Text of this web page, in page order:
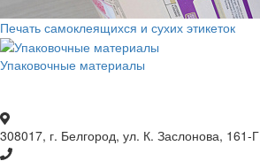
Печать самоклеящихся и сухих этикеток
Упаковочные материалы
308017, г. Белгород, ул. К. Заслонова, 161-Г